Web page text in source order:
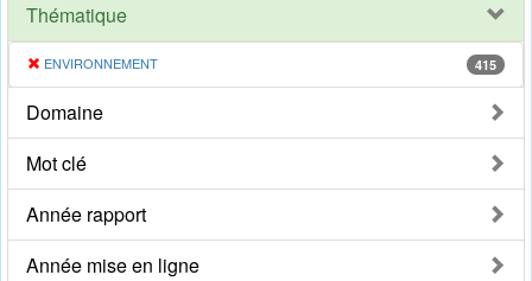
Thématique
ENVIRONNEMENT 415
Domaine
Mot clé
Année rapport
Année mise en ligne